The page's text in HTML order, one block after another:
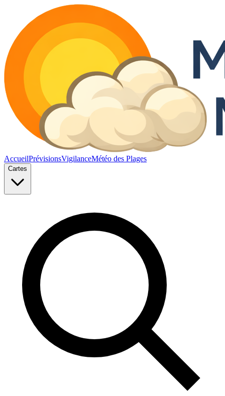
AccueilPrévisionsVigilanceMétéo des Plages
Cartes